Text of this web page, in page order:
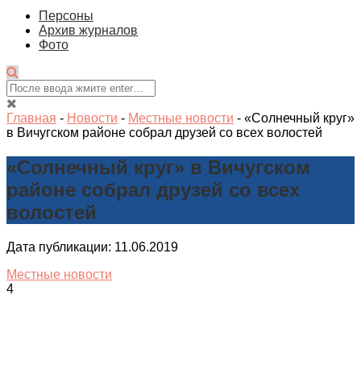
Персоны
Архив журналов
Фото
Главная - Новости - Местные новости - «Солнечный круг»
в Вичугском районе собрал друзей со всех волостей
«Солнечный круг» в Вичугском
районе собрал друзей со всех
волостей
Дата публикации: 11.06.2019
Местные новости
4